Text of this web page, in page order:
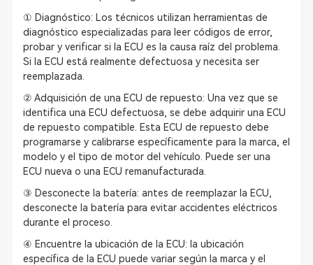
① Diagnóstico: Los técnicos utilizan herramientas de
diagnóstico especializadas para leer códigos de error,
probar y verificar si la ECU es la causa raíz del problema.
Si la ECU está realmente defectuosa y necesita ser
reemplazada.
② Adquisición de una ECU de repuesto: Una vez que se
identifica una ECU defectuosa, se debe adquirir una ECU
de repuesto compatible. Esta ECU de repuesto debe
programarse y calibrarse específicamente para la marca, el
modelo y el tipo de motor del vehículo. Puede ser una
ECU nueva o una ECU remanufacturada.
③ Desconecte la batería: antes de reemplazar la ECU,
desconecte la batería para evitar accidentes eléctricos
durante el proceso.
④ Encuentre la ubicación de la ECU: la ubicación
específica de la ECU puede variar según la marca y el